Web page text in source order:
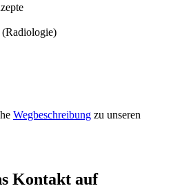
(Radiologie)
Wegbeschreibung zu unseren
Kontakt auf